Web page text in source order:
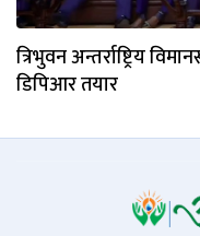
त्रिभुवन अन्तर्राष्ट्रिय
डिपिआर तयार